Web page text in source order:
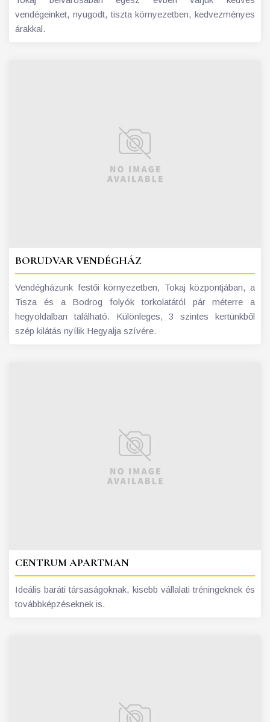
vendégeinket, nyugodt, tiszta környezetben, kedvezményes
árakkal.
BORUDVAR VENDÉGHÁZ
Vendégházunk festői környezetben, Tokaj központjában, a
Tisza és a Bodrog folyók torkolatától pár méterre a
hegyoldalban található. Különleges, 3 szintes kertünkből
szép kilátás nyílik Hegyalja szívére.
CENTRUM APARTMAN
Ideális baráti társaságoknak, kisebb vállalati tréningeknek és
továbbképzéseknek is.